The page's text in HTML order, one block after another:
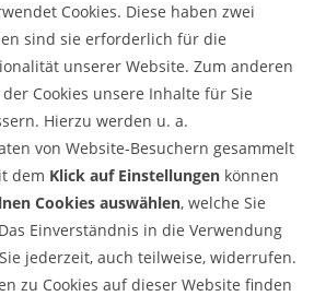
der Leibniz Universität Hannover
Wasserstoff Innovationslabore nach der
Projektlaufzeit ihre bisherigen
vor
14.02.2023
für eine
Luftfahrt
HyNEAT erforscht
Bereitstellungskonzepte für die
Beteiligt an dem Verbundprojekt sind die
in Hannover, Braunschweig, Clausthal
Cookies. Diese haben zwei
sind sie erforderlich für die
unserer Website. Zum anderen
Cookies unsere Inhalte für Sie
Hierzu werden u. a.
von Website-Besuchern gesammelt
dem Klick auf Einstellungen können
Cookies auswählen, welche Sie
Einverständnis in die Verwendung
jederzeit, auch teilweise, widerrufen.
zu Cookies auf dieser Website finden